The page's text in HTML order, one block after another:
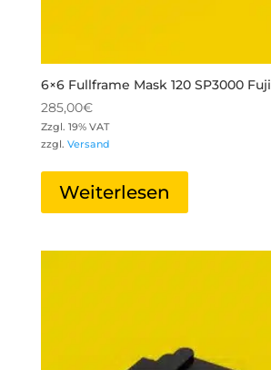
6×6 Fullframe Mask 120 SP3000 Fuji
285,00€
Zzgl. 19% VAT
zzgl. Versand
Weiterlesen